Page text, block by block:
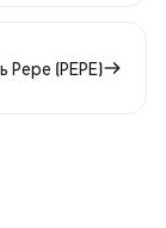
Pepe (PEPE)